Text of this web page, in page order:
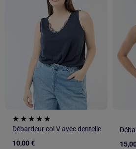
Débardeur col V avec dentelle
10,00 €